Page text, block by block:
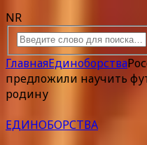
NR
ГлавнаяЕдиноборства
предложили научить
родину
ЕДИНОБОРСТВА